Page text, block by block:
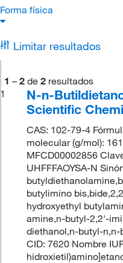
Forma física
Limitar resultados
1 – 2 de 2 resultados
1
N-n-
Scientific
CAS: 102-79-4
molecular (g/mol):
MFCD00002856
UHFFFAOYSA-N
butylimino
hydroxyethyl
amine,n-butyl-2,2'-
diethanol,n-butyl-n,n-
CID: 7620 Nombre